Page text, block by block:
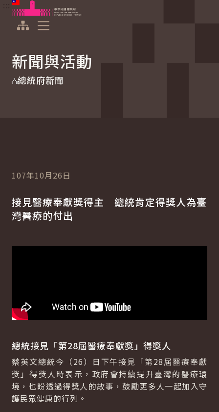
跳到主要內容
中華民國總統府
新聞與活動
總統府新聞
107年10月26日
接見醫療奉獻獎得主 總統肯定得獎人為臺
灣醫療的付出
總統接見「第28屆醫療奉獻獎」得獎人
蔡英文總統今（26）日下午接見「第28屆醫療奉獻
獎」得獎人時表示，政府會持續提升臺灣的醫療環
境，也盼透過得獎人的故事，鼓勵更多人一起加入守
護民眾健康的行列。